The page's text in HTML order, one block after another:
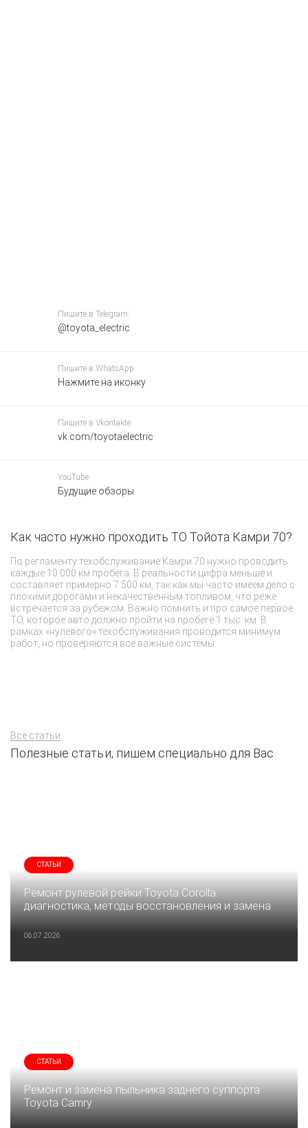
Пишите в Telegram:
@toyota_electric
Пишите в WhatsApp:
Нажмите на иконку
Пишите в Vkontakte:
vk.com/toyotaelectric
YouTube:
Будущие обзоры
Как часто нужно проходить ТО Тойота Камри 70?
По регламенту техобслуживание Камри 70 нужно проводить
каждые 10 000 км пробега. В реальности цифра меньше и
составляет примерно 7 500 км, так как мы часто имеем дело с
плохими дорогами и некачественным топливом, что реже
встречается за рубежом. Важно помнить и про самое первое
ТО, которое авто должно пройти на пробеге 1 тыс. км. В
рамках «нулевого» техобслуживания проводится минимум
работ, но проверяются все важные системы.
Все статьи
Полезные статьи, пишем специально для Вас
СТАТЬИ
Ремонт рулевой рейки Toyota Corolla:
диагностика, методы восстановления и замена
06.07.2026
СТАТЬИ
Ремонт и замена пыльника заднего суппорта
Toyota Camry